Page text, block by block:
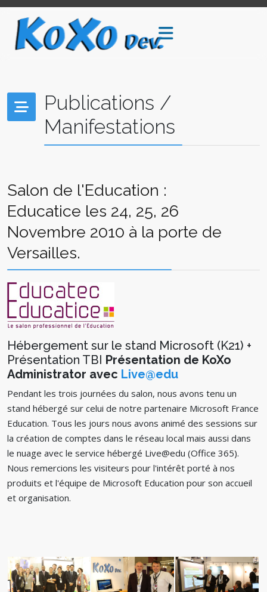
Publications /
Manifestations
Salon de l'Education :
Educatice les 24, 25, 26
Novembre 2010 à la porte de
Versailles.
Hébergement sur le stand Microsoft (K21) +
Présentation TBI Présentation de KoXo
Administrator avec Live@edu
Pendant les trois journées du salon, nous avons tenu un
stand hébergé sur celui de notre partenaire Microsoft France
Education. Tous les jours nous avons animé des sessions sur
la création de comptes dans le réseau local mais aussi dans
le nuage avec le service hébergé Live@edu (Office 365).
Nous remercions les visiteurs pour l'intérêt porté à nos
produits et l'équipe de Microsoft Education pour son accueil
et organisation.